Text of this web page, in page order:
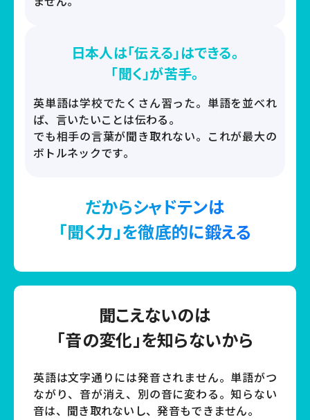
日本人は「伝える」はできる。
「聞く」が苦手。
英単語は学校でたくさん習った。 単語を並べれ
ば、言いたいことは伝わる。
でも相手の言葉が聞き取れない。 これが最大の
ボトルネックです。
だからシャドテンは
「聞く力」を徹底的に鍛える
聞こえないのは
「音の変化」を知らないから
英語は文字通りには発音されません。単語がつ
ながり、音が消え、別の音に変わる。知らない
音は、聞き取れないし、発音もできません。